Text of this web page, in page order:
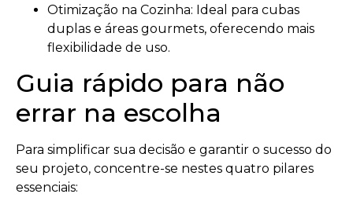
Otimização na Cozinha: Ideal para cubas
duplas e áreas gourmets, oferecendo mais
flexibilidade de uso.
Guia rápido para não
errar na escolha
Para simplificar sua decisão e garantir o sucesso do
seu projeto, concentre-se nestes quatro pilares
essenciais: